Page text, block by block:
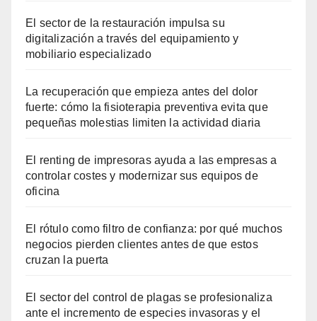
El sector de la restauración impulsa su
digitalización a través del equipamiento y
mobiliario especializado
La recuperación que empieza antes del dolor
fuerte: cómo la fisioterapia preventiva evita que
pequeñas molestias limiten la actividad diaria
El renting de impresoras ayuda a las empresas a
controlar costes y modernizar sus equipos de
oficina
El rótulo como filtro de confianza: por qué muchos
negocios pierden clientes antes de que estos
cruzan la puerta
El sector del control de plagas se profesionaliza
ante el incremento de especies invasoras y el